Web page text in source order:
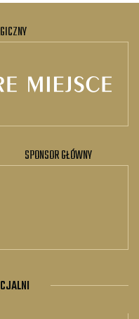
SPONSOR GŁÓWNY